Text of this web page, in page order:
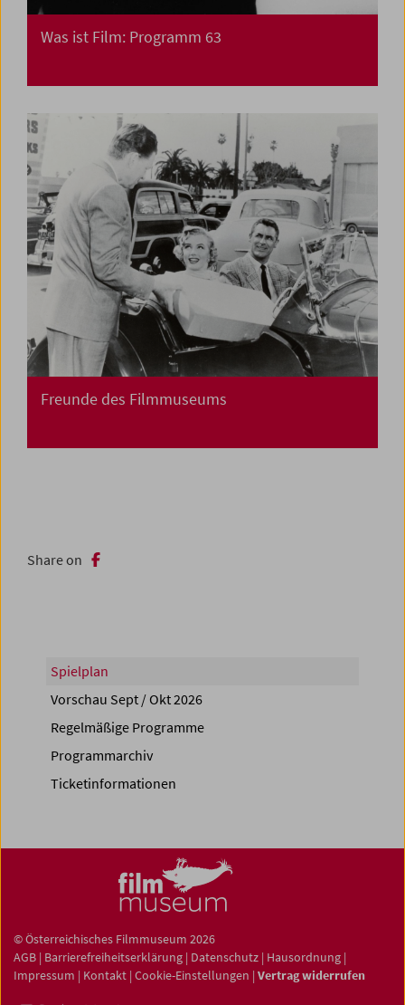
Was ist Film: Programm 63
Freunde des Filmmuseums
Share on
Spielplan
Vorschau Sept / Okt 2026
Regelmäßige Programme
Programmarchiv
Ticketinformationen
© Österreichisches Filmmuseum 2026
AGB | Barrierefreiheitserklärung | Datenschutz | Hausordnung |
Impressum | Kontakt | Cookie-Einstellungen | Vertrag widerrufen